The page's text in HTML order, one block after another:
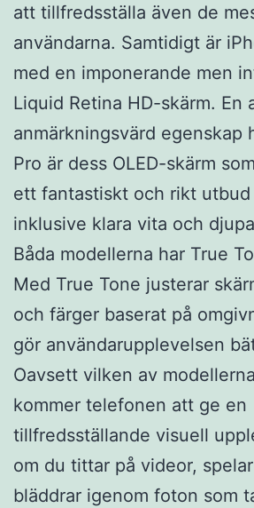
att tillfredsställa även de
användarna. Samtidigt är
med en imponerande men
Liquid Retina HD-skärm. En
anmärkningsvärd egenskap
Pro är dess OLED-skärm
ett fantastiskt och rikt utbud
inklusive klara vita och
Båda modellerna har True
Med True Tone justerar
och färger baserat på
gör användarupplevelsen
Oavsett vilken av
kommer telefonen att ge en
tillfredsställande visuell
om du tittar på videor,
bläddrar igenom foton som